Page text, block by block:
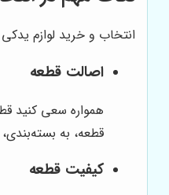
انتخاب و خرید لوازم
اصالت قطعه
همواره سعی کنید
قطعه، به
کیفیت قطعه